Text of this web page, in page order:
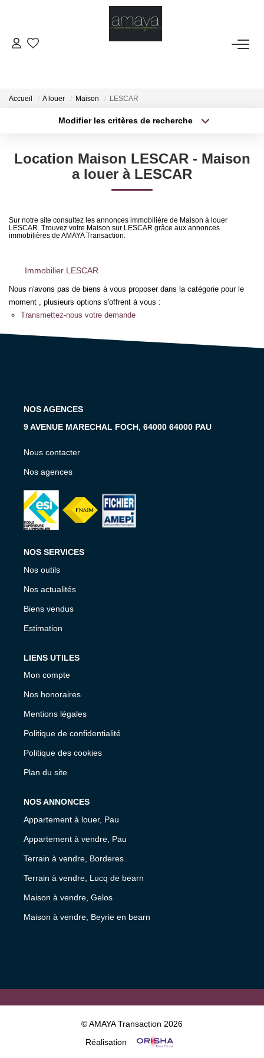
GESTION
NOS AGENCES
Notre Expertise
Nos Partenaires
ACTUALITÉS
Accueil A louer Maison LESCAR
Modifier les critères de recherche
Type de bien
Surface min
Créer une alerte
Location Maison LESCAR - Maison
a louer à LESCAR
Sur notre site consultez les annonces immobilière de Maison à louer
LESCAR. Trouvez votre Maison sur LESCAR grâce aux annonces
immobilières de AMAYA Transaction.
Immobilier LESCAR
Nous n'avons pas de biens à vous proposer dans la catégorie pour le
moment , plusieurs options s'offrent à vous :
Transmettez-nous votre demande
NOS AGENCES
9 AVENUE MARECHAL FOCH, 64000 64000 PAU
Nous contacter
Nos agences
NOS SERVICES
Nos outils
Nos actualités
Biens vendus
Estimation
LIENS UTILES
Mon compte
Nos honoraires
Mentions légales
Politique de confidentialité
Politique des cookies
Plan du site
NOS ANNONCES
Appartement à louer, Pau
Appartement à vendre, Pau
Terrain à vendre, Borderes
Terrain à vendre, Lucq de bearn
Maison à vendre, Gelos
Maison à vendre, Beyrie en bearn
© AMAYA Transaction 2026
Réalisation